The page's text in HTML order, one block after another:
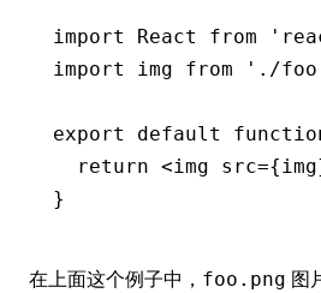
import React from
import
img from './
export default
  return
<img src=
}
在上面这个例子中， foo.png 图